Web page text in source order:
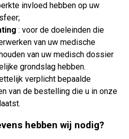
invloed hebben op uw
: voor de doeleinden die
van uw medische
van uw medisch dossier
grondslag hebben.
verplicht bepaalde
van de bestelling die u in onze
hebben wij nodig?